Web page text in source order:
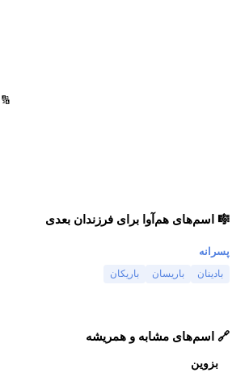
🎼 اسم‌های هم‌آوا برای فرزندان بعدی
پسرانه
بادینان باریسان باریکان
🔗 اسم‌های مشابه و همریشه
بزوین